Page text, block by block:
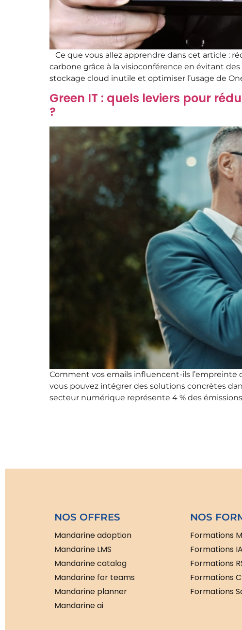
Ce que vous allez apprendre dans cet article :
carbone grâce à la visioconférence en évitant
stockage cloud inutile et optimiser l’usage de
Green IT : quels leviers pour
?
Comment vos emails influencent-ils l’empreinte
vous pouvez intégrer des solutions concrètes
secteur numérique représente 4 % des
NOS OFFRES
Mandarine adoption
Mandarine LMS
Mandarine catalog
Mandarine for teams
Mandarine planner
Mandarine ai
NOS
Formations
Formations IA
Formations
Formations
Formations